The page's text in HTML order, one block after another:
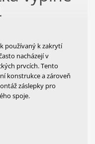
používaný k zakrytí
nacházejí v
prvcích. Tento
konstrukce a zároveň
záslepky pro
spoje.